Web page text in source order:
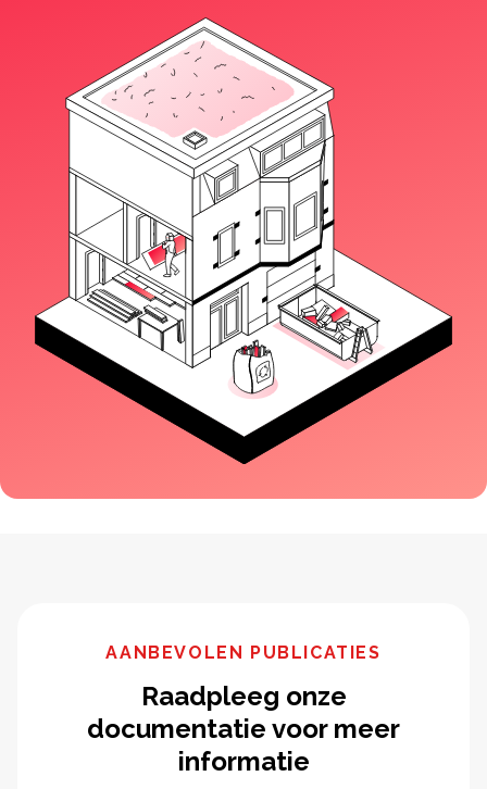
AANBEVOLEN PUBLICATIES
Raadpleeg onze
documentatie voor meer
informatie